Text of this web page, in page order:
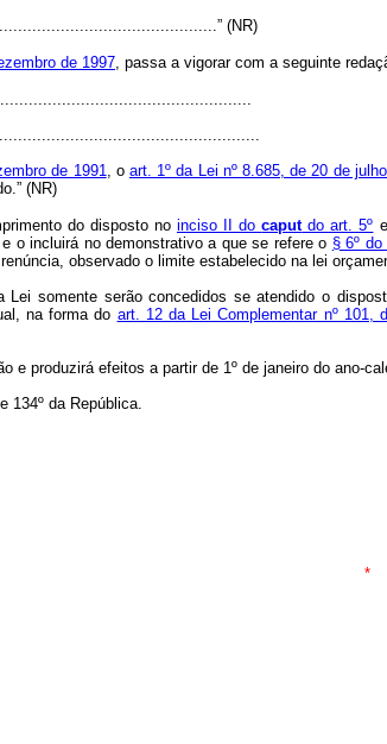
(NR)
de 1997, passa a vigorar com a seguinte
de 1991, o art. 1º da Lei nº 8.685, de 20 de
(NR)
do disposto no inciso II docaputdo art. 5º
o incluirá no demonstrativo a que se refere o § 6º
observado o limite estabelecido na lei
somente serão concedidos se atendido o
na forma do art. 12 da Lei Complementar nº
e produzirá efeitos a partir de 1º de janeiro do ano-
134º da República.
*